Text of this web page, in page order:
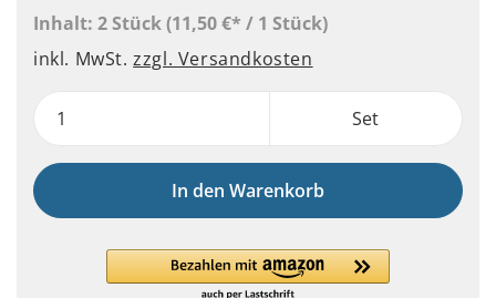
Inhalt: 2 Stück(11,50 €* / 1 Stück)
inkl. MwSt.zzgl. Versandkosten
Set
In den Warenkorb